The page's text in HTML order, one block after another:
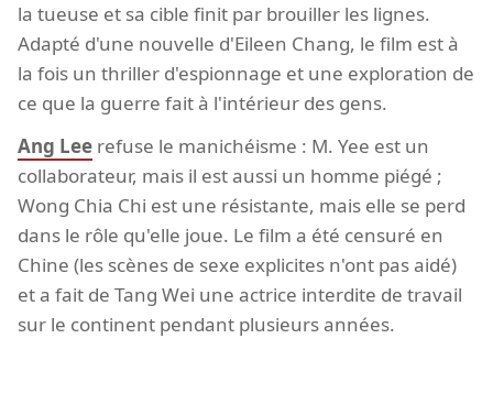
la tueuse et sa cible finit par brouiller les lignes.
Adapté d'une nouvelle d'Eileen Chang, le film est à
la fois un thriller d'espionnage et une exploration de
ce que la guerre fait à l'intérieur des gens.
Ang Lee refuse le manichéisme : M. Yee est un
collaborateur, mais il est aussi un homme piégé ;
Wong Chia Chi est une résistante, mais elle se perd
dans le rôle qu'elle joue. Le film a été censuré en
Chine (les scènes de sexe explicites n'ont pas aidé)
et a fait de Tang Wei une actrice interdite de travail
sur le continent pendant plusieurs années.